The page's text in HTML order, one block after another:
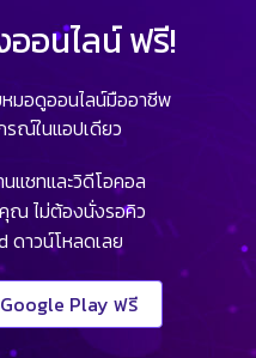
อนไลน์ ฟรี!
มอดูออนไลน์มืออาชีพ
ณ์ในแอปเดียว
แชทและวิดีโอคอล
ณ ไม่ต้องนั่งรอคิว
ดาวน์โหลดเลย
Google Play ฟรี